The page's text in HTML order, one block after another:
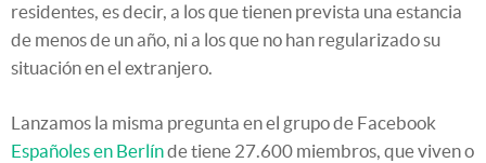
residentes, es decir, a los que tienen prevista una estancia
de menos de un año, ni a los que no han regularizado su
situación en el extranjero.
Lanzamos la misma pregunta en el grupo de Facebook
Españoles en Berlínde tiene 27.600 miembros, que viven o